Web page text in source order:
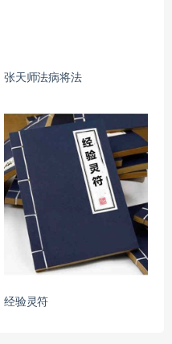
张天师法病将法
经验灵符